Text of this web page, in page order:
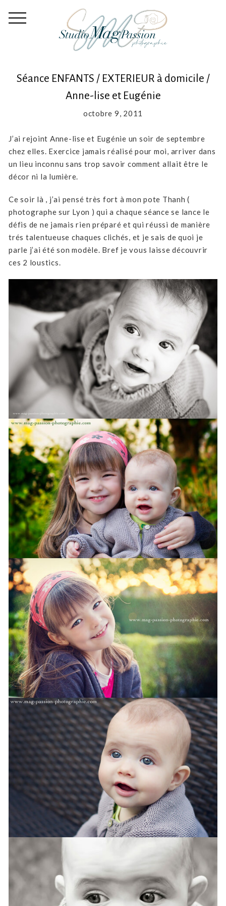
Séance ENFANTS / EXTERIEUR à domicile /
Anne-lise et Eugénie
octobre 9, 2011
J’ai rejoint Anne-lise et Eugénie un soir de septembre
chez elles. Exercice jamais réalisé pour moi, arriver dans
un lieu inconnu sans trop savoir comment allait être le
décor ni la lumière.
Ce soir là , j’ai pensé très fort à mon pote Thanh (
photographe sur Lyon ) qui a chaque séance se lance le
défis de ne jamais rien préparé et qui réussi de manière
trés talentueuse chaques clichés, et je sais de quoi je
parle j’ai été son modèle. Bref je vous laisse découvrir
ces 2 loustics.